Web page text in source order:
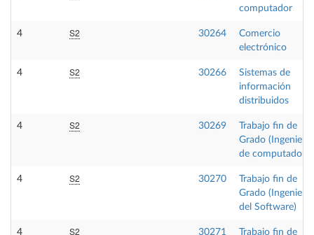
computador
4 S2 30264
Comercio
electrónico
4 S2 30266
Sistemas de
información
distribuidos
4 S2 30269
Trabajo fin de
Grado (Ingeniería
de
4 S2 30270
Trabajo fin de
Grado (Ingeniería
del Software)
4 S2 30271
Trabajo fin de